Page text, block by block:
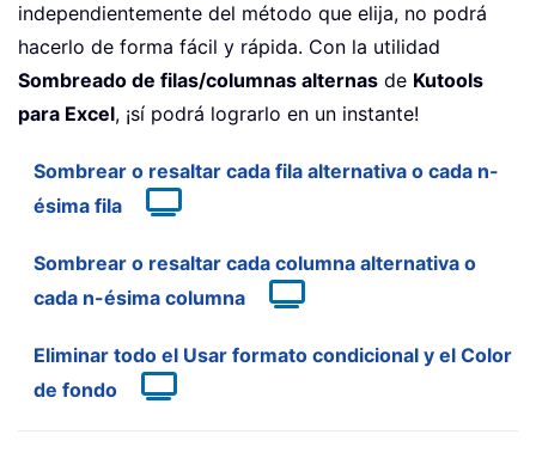
independientemente del método que elija, no podrá
hacerlo de forma fácil y rápida. Con la utilidad
Sombreado de filas/columnas alternas de Kutools
para Excel, ¡sí podrá lograrlo en un instante!
Sombrear o resaltar cada fila alternativa o cada n-
ésima fila
Sombrear o resaltar cada columna alternativa o
cada n-ésima columna
Eliminar todo el Usar formato condicional y el Color
de fondo